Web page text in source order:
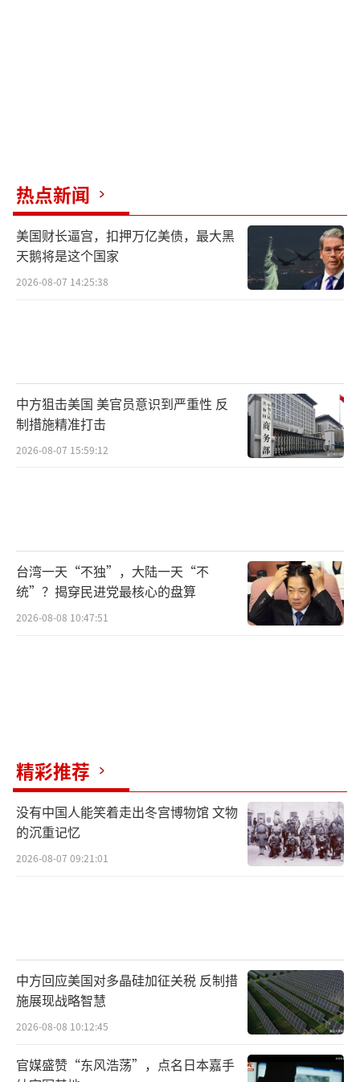
热点新闻
美国财长逼宫，扣押万亿美债，最大黑
天鹅将是这个国家
2026-08-07 14:25:38
中方狙击美国 美官员意识到严重性 反
制措施精准打击
2026-08-07 15:59:12
台湾一天“不独”，大陆一天“不
统”？揭穿民进党最核心的盘算
2026-08-08 10:47:51
精彩推荐
没有中国人能笑着走出冬宫博物馆 文物
的沉重记忆
2026-08-07 09:21:01
中方回应美国对多晶硅加征关税 反制措
施展现战略智慧
2026-08-08 10:12:45
官媒盛赞“东风浩荡”，点名日本嘉手